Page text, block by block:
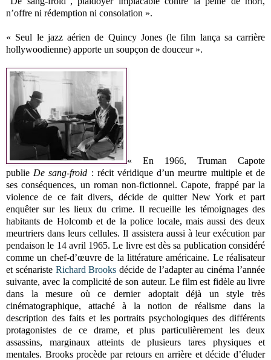
n’offre ni rédemption ni consolation ».
« Seul le jazz aérien de Quincy Jones (le film lança sa carrière
hollywoodienne) apporte un soupçon de douceur ».
« En 1966, Truman Capote
publie De sang-froid : récit véridique d’un meurtre multiple et de
ses conséquences, un roman non-fictionnel. Capote, frappé par la
violence de ce fait divers, décide de quitter New York et part
enquêter sur les lieux du crime. Il recueille les témoignages des
habitants de Holcomb et de la police locale, mais aussi des deux
meurtriers dans leurs cellules. Il assistera aussi à leur exécution par
pendaison le 14 avril 1965. Le livre est dès sa publication considéré
comme un chef-d’œuvre de la littérature américaine. Le réalisateur
et scénariste Richard Brooks décide de l’adapter au cinéma l’année
suivante, avec la complicité de son auteur. Le film est fidèle au livre
dans la mesure où ce dernier adoptait déjà un style très
cinématographique, attaché à la notion de réalisme dans la
description des faits et les portraits psychologiques des différents
protagonistes de ce drame, et plus particulièrement les deux
assassins, marginaux atteints de plusieurs tares physiques et
mentales. Brooks procède par retours en arrière et décide d’éluder